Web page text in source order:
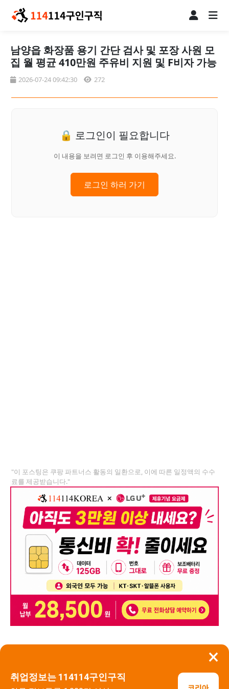
×
취업정보는 114114구인구직
남양읍 화장품 용기 간단 검사 및 포장 사원 모
집 월 평균 410만원 주유비 지원 및 F비자 가능
2026-07-24 09:42:30 272
🔒 로그인이 필요합니다
이 내용을 보려면 로그인 후 이용해주세요.
로그인 하러 가기
"이 포스팅은 쿠팡 파트너스 활동의 일환으로, 이에 따른 일정액의 수수
료를 제공받습니다."